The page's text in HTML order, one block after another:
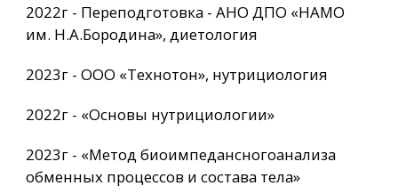
2022г - Переподготовка - АНО ДПО «НАМО
им. Н.А.Бородина», диетология
2023г - ООО «Технотон», нутрициология
2022г - «Основы нутрициологии»
2023г - «Метод биоимпедансногоанализа
обменных процессов и состава тела»